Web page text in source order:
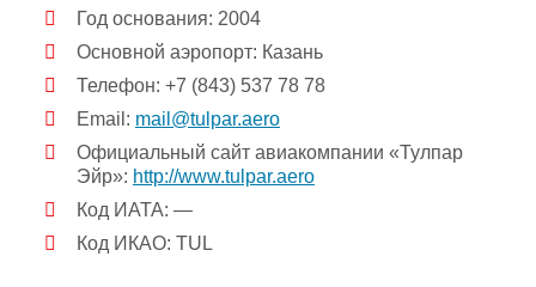
Год основания: 2004
Основной аэропорт: Казань
Телефон: +7 (843) 537 78 78
Email: mail@tulpar.aero
Официальный сайт авиакомпании «Тулпар
Эйр»: http://www.tulpar.aero
Код ИАТА: —
Код ИКАО: TUL